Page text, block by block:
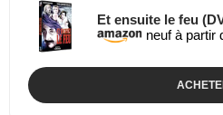
Et ensuite le feu
neuf à partir